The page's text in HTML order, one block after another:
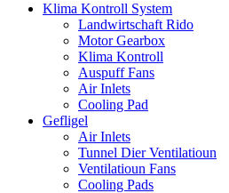
Klima Kontroll System
Landwirtschaft Rido
Motor Gearbox
Klima Kontroll
Auspuff Fans
Air Inlets
Cooling Pad
Gefligel
Air Inlets
Tunnel Dier Ventilatioun
Ventilatioun Fans
Cooling Pads